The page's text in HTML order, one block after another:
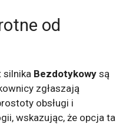
od
silnika Bezdotykowy są
zgłaszają
obsługi i
wskazując, że opcja ta